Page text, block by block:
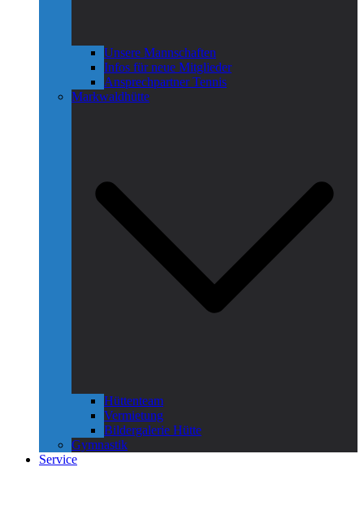
Unsere Mannschaften
Infos für neue Mitglieder
Ansprechpartner Tennis
Markwaldhütte
Hüttenteam
Vermietung
Bildergalerie Hütte
Gymnastik
Service